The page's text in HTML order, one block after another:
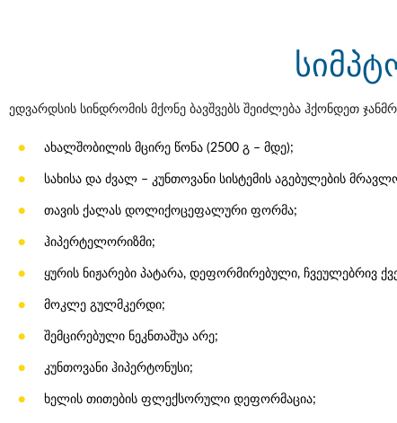
ედვარდსის სინდრომის მქონე ბავშვებს შეიძლება ჰქონდეთ
ახალშობილის მცირე წონა (2500 გ – მდე);
სახისა და ძვალ – კუნთოვანი სისტემის აგებულების
თავის ქალას დოლიქოცეფალური ფორმა;
ჰიპერტელორიზმი;
ყურის ნიჟარები პატარა, დეფორმირებული, ჩვეულებრივ
მოკლე გულმკერდი;
შემცირებული ნეკნთაშუა არე;
კუნთოვანი ჰიპერტონუსი;
ხელის თითების ფლექსორული დეფორმაცია;